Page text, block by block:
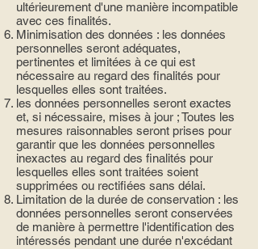
ultérieurement d'une manière incompatible
avec ces finalités.
Minimisation des données : les données
personnelles seront adéquates,
pertinentes et limitées à ce qui est
nécessaire au regard des finalités pour
lesquelles elles sont traitées.
les données personnelles seront exactes
et, si nécessaire, mises à jour ; Toutes les
mesures raisonnables seront prises pour
garantir que les données personnelles
inexactes au regard des finalités pour
lesquelles elles sont traitées soient
supprimées ou rectifiées sans délai.
Limitation de la durée de conservation : les
données personnelles seront conservées
de manière à permettre l'identification des
intéressés pendant une durée n'excédant